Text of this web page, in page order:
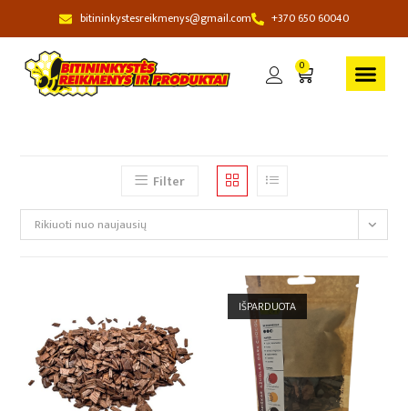
bitininkystesreikmenys@gmail.com +370 650 60040
0
Filter
Rikiuoti nuo naujausių
IŠPARDUOTA